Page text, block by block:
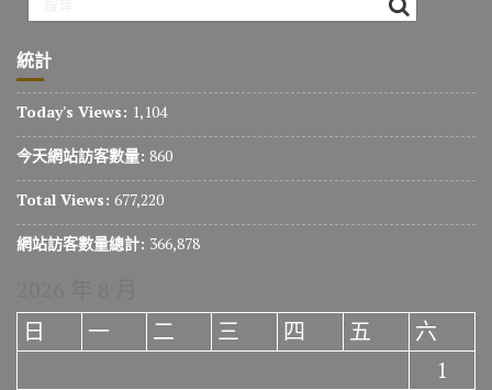
統計
Today's Views: 1,104
今天網站訪客數量: 860
Total Views: 677,220
網站訪客數量總計: 366,878
日
一 二 三 四 五
六
1